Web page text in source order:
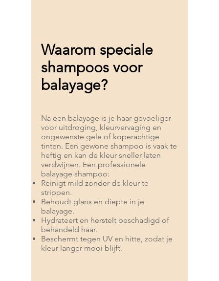
Waarom speciale
shampoos voor
balayage?
Na een balayage is je haar gevoeliger
voor uitdroging, kleurvervaging en
ongewenste gele of koperachtige
tinten. Een gewone shampoo is vaak te
heftig en kan de kleur sneller laten
verdwijnen. Een professionele
balayage shampoo:
Reinigt mild zonder de kleur te
strippen.
Behoudt glans en diepte in je
balayage.
Hydrateert en herstelt beschadigd of
behandeld haar.
Beschermt tegen UV en hitte, zodat je
kleur langer mooi blijft.